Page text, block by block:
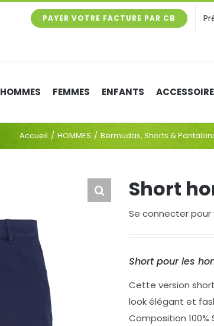
PAYER VOTRE FACTURE PAR CB
HOMMES FEMMES ENFANTS
Accueil HOMMES Bermudas, Shorts &
Short
Se connecter pour
Short pour les
Cette version
look élégant et
Composition